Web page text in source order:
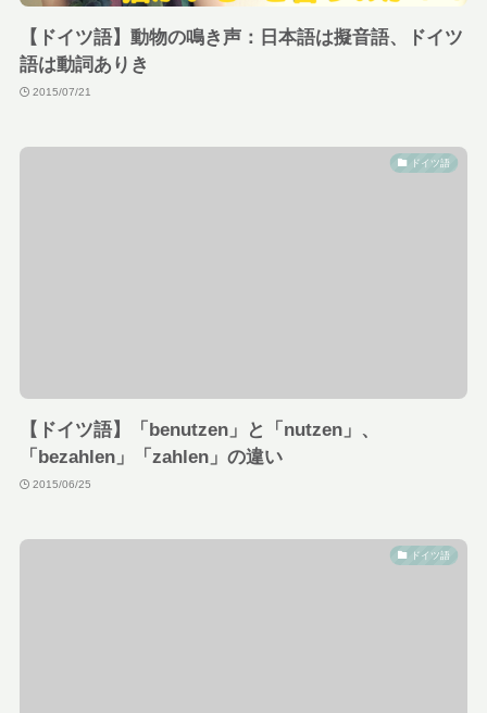
【ドイツ語】動物の鳴き声：日本語は擬音語、ドイツ
語は動詞ありき
2015/07/21
ドイツ語
【ドイツ語】「benutzen」と「nutzen」、
「bezahlen」「zahlen」の違い
2015/06/25
ドイツ語